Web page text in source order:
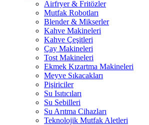
Airfryer & Fritözler
Mutfak Robotları
Blender & Mikserler
Kahve Makineleri
Kahve Çeşitleri
Çay Makineleri
Tost Makineleri
Ekmek Kızartma Makineleri
Meyve Sıkacakları
Pişiriciler
Su Isıtıcıları
Su Sebilleri
Su Arıtma Cihazları
Teknolojik Mutfak Aletleri